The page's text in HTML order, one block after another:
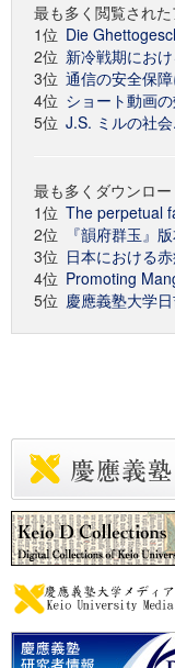
最も多く閲覧され
1位 Die
2位 新冷戦期にお
3位 通信の安全保
4位 ショート動画
5位 J.S. ミルの社
最も多くダウンロ
1位 The perpetual
2位
『韻府群玉』
3位 日本における
4位 Promoting
5位 慶應義塾大学